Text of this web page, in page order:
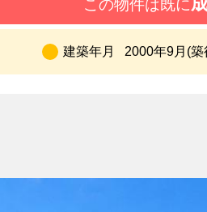
この物件は既に
建築年月 2000年9月(築